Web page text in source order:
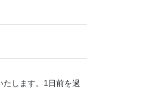
します。1日前を過